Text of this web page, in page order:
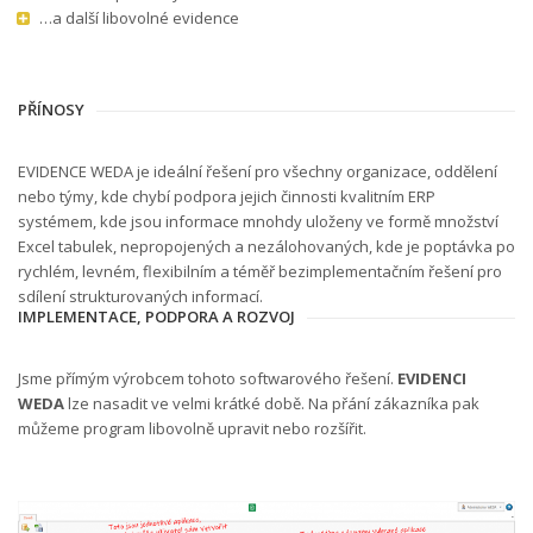
…a další libovolné evidence
PŘÍNOSY
EVIDENCE WEDA je ideální řešení pro všechny organizace, oddělení
nebo týmy, kde chybí podpora jejich činnosti kvalitním ERP
systémem, kde jsou informace mnohdy uloženy ve formě množství
Excel tabulek, nepropojených a nezálohovaných, kde je poptávka po
rychlém, levném, flexibilním a téměř bezimplementačním řešení pro
sdílení strukturovaných informací.
IMPLEMENTACE, PODPORA A ROZVOJ
Jsme přímým výrobcem tohoto softwarového řešení. EVIDENCI
WEDAlze nasadit ve velmi krátké době. Na přání zákazníka pak
můžeme program libovolně upravit nebo rozšířit.